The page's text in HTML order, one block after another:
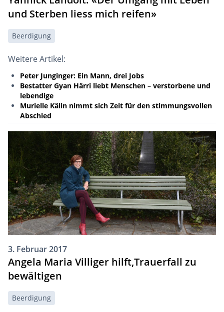
und Sterben liess mich reifen»
Beerdigung
Weitere Artikel:
Peter Junginger: Ein Mann, drei Jobs
Bestatter Gyan Härri liebt Menschen – verstorbene und
lebendige
Murielle Kälin nimmt sich Zeit für den stimmungsvollen
Abschied
3. Februar 2017
Angela Maria Villiger hilft,Trauerfall zu
bewältigen
Beerdigung